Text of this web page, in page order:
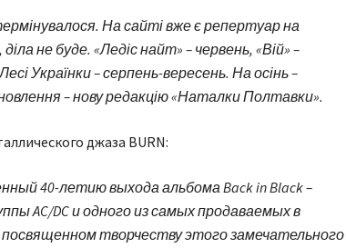
На сайті вже є репертуар на
не буде. «Ледіс найт» – червень, «Вій» –
Українки – серпень-вересень. На осінь –
– нову редакцію «Наталки Полтавки».
джаза BURN:
40-летию выхода альбома Back in Black –
AC/DC и одного из самых продаваемых в
творчеству этого замечательного